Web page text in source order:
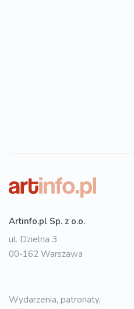
Artinfo.pl Sp. z o.o.
ul. Dzielna 3
00-162 Warszawa
Wydarzenia, patronaty,